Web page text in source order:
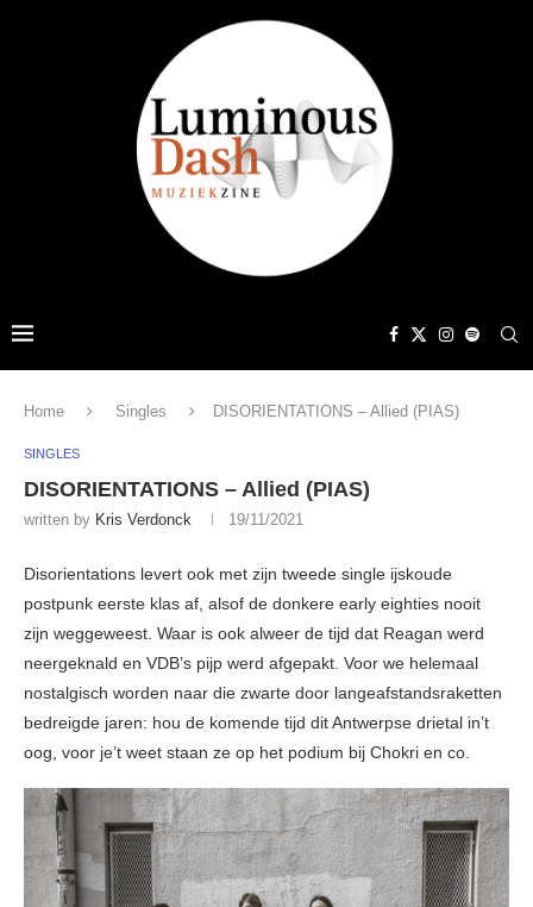
Home Singles DISORIENTATIONS – Allied (PIAS)
SINGLES
DISORIENTATIONS – Allied (PIAS)
written by Kris Verdonck 19/11/2021
Disorientations levert ook met zijn tweede single ijskoude
postpunk eerste klas af, alsof de donkere early eighties nooit
zijn weggeweest. Waar is ook alweer de tijd dat Reagan werd
neergeknald en VDB’s pijp werd afgepakt. Voor we helemaal
nostalgisch worden naar die zwarte door langeafstandsraketten
bedreigde jaren: hou de komende tijd dit Antwerpse drietal in’t
oog, voor je’t weet staan ze op het podium bij Chokri en co.